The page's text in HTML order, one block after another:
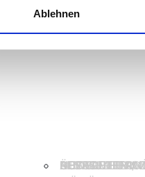
Ablehnen
ÜBERSICHT
NEWSLETTER
GUTACHTEN /
AUSSTELLUNG